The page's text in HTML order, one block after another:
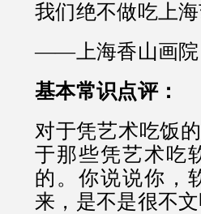
我们绝不做吃上
——上海香山画院
基本常识点评：
对于凭艺术吃饭
于那些凭艺术吃
的。你说说你，
来，是不是很不文